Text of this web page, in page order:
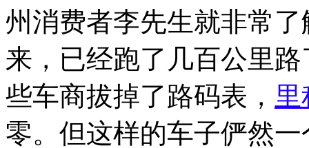
州消费者李先生就非常
来，已经跑了几百公里
些车商拔掉了路码表， 里
零。但这样的车子俨然